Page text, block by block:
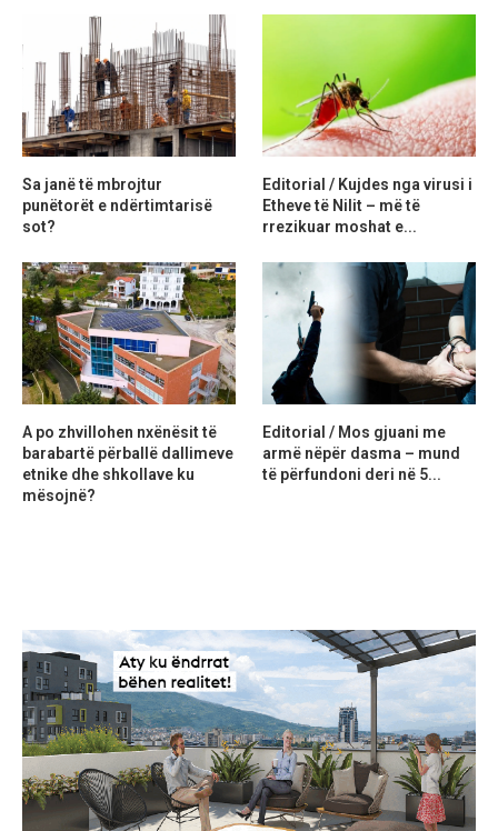
Sa janë të mbrojtur
punëtorët e ndërtimtarisë
sot?
Editorial / Kujdes nga virusi i
Etheve të Nilit – më të
rrezikuar moshat e...
A po zhvillohen nxënësit të
barabartë përballë dallimeve
etnike dhe shkollave ku
mësojnë?
Editorial / Mos gjuani me
armë nëpër dasma – mund
të përfundoni deri në 5...